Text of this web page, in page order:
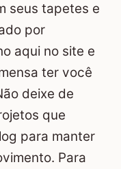
seus tapetes e
por
aqui no site e
ter você
deixe de
que
para manter
Para